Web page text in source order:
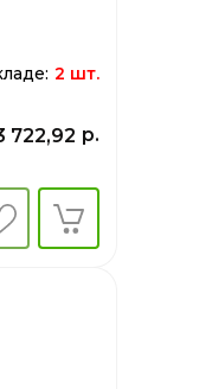
2 шт.
722,92 р.